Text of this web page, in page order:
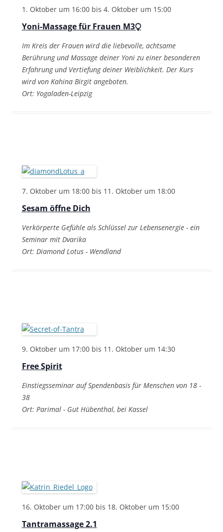
1. Oktober um 16:00bis 4. Oktober um 15:00
Yoni-Massage für Frauen M3⧬
Im Kreis der Frauen wird die liebevolle, achtsame
Berührung und Massage deiner Yoni zu einer besonderen
Erfahrung und Vertiefung deiner Weiblichkeit. Der Kurs
wird von Kahina Birgit angeboten.
Ort: Yogaladen-Leipzig
7. Oktober um 18:00bis 11. Oktober um 18:00
Sesam öffne Dich
Verkörperte Gefühle als Schlüssel zur Lebensenergie - ein
Seminar mit Dvarika
Ort: Diamond Lotus - Wendland
9. Oktober um 17:00bis 11. Oktober um 14:30
Free Spirit
Einstiegsseminar auf Spendenbasis für Menschen von 18 -
38
Ort: Parimal - Gut Hübenthal, bei Kassel
16. Oktober um 17:00bis 18. Oktober um 15:00
Tantramassage 2.1